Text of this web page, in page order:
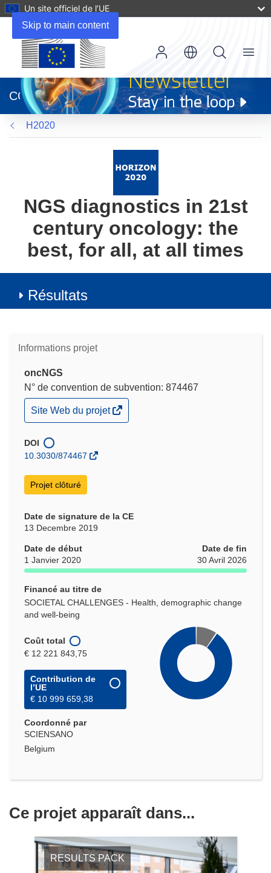
Skip to main content
Un site officiel de l’UE
dans
une
nouvelle
fenêtre)
CORDIS
Menu
H2020
NGS diagnostics in 21st
century oncology: the
best, for all, at all times
Résultats
Informations projet
oncNGS
N° de convention de subvention: 874467
(s’ouvre
dans
nouvelle
fenêtre)
Site Web du projet
DOI
10.3030/874467
Projet clôturé
Date de signature de la CE
13 Decembre 2019
Date de début
1 Janvier 2020
Date de fin
30 Avril 2026
Financé au titre de
SOCIETAL CHALLENGES - Health, demographic change
and well-being
Coût total
€ 12 221 843,75
Contribution de
l’UE
€ 10 999 659,38
Coordonné par
SCIENSANO
Belgium
Ce projet apparaît dans...
RESULTS PACK